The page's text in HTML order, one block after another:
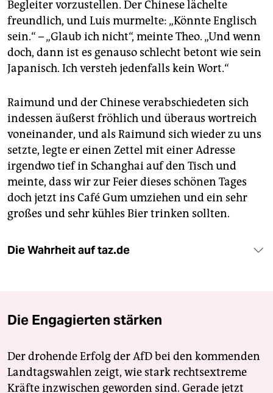
Begleiter vorzustellen. Der Chinese lächelte
freundlich, und Luis murmelte: „Könnte Englisch
sein.“ – „Glaub ich nicht“, meinte Theo. „Und wenn
doch, dann ist es genauso schlecht betont wie sein
Japanisch. Ich versteh jedenfalls kein Wort.“
Raimund und der Chinese verabschiedeten sich
indessen äußerst fröhlich und überaus wortreich
voneinander, und als Raimund sich wieder zu uns
setzte, legte er einen Zettel mit einer Adresse
irgendwo tief in Schanghai auf den Tisch und
meinte, dass wir zur Feier dieses schönen Tages
doch jetzt ins Café Gum umziehen und ein sehr
großes und sehr kühles Bier trinken sollten.
Die Wahrheit auf taz.de
Die Engagierten stärken
Der drohende Erfolg der AfD bei den kommenden
Landtagswahlen zeigt, wie stark rechtsextreme
Kräfte inzwischen geworden sind. Gerade jetzt